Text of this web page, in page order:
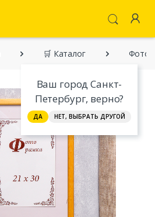
Ваш город Санкт-
Петербург, верно?
ДА НЕТ, ВЫБРАТЬ ДРУГОЙ
🛒 Каталог